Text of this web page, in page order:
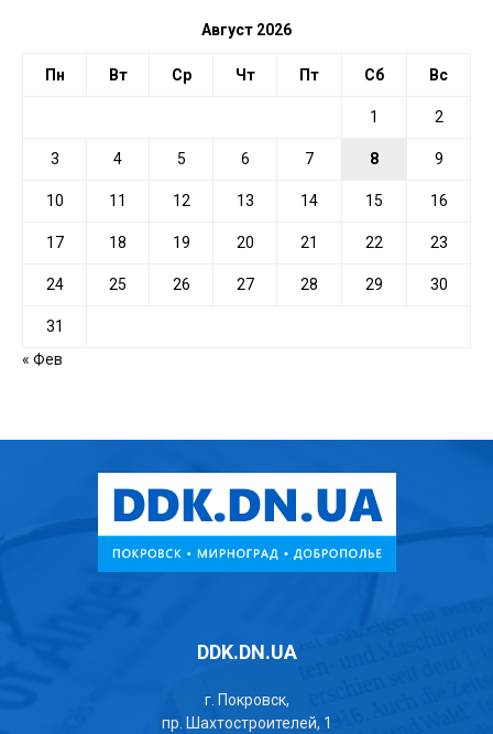
Август 2026
Пн Вт Ср Чт Пт Сб Вс
1 2
3 4 5 6 7 8 9
10 11 12 13 14 15 16
17 18 19 20 21 22 23
24 25 26 27 28 29 30
31
« Фев
DDK.DN.UA
г. Покровск,
пр. Шахтостроителей, 1